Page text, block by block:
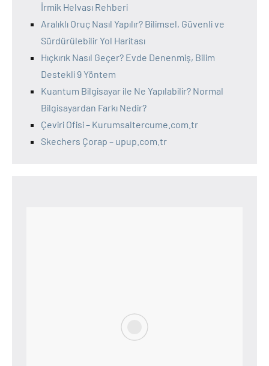
İrmik Helvası Rehberi
Aralıklı Oruç Nasıl Yapılır? Bilimsel, Güvenli ve
Sürdürülebilir Yol Haritası
Hıçkırık Nasıl Geçer? Evde Denenmiş, Bilim
Destekli 9 Yöntem
Kuantum Bilgisayar ile Ne Yapılabilir? Normal
Bilgisayardan Farkı Nedir?
Çeviri Ofisi – Kurumsaltercume.com.tr
Skechers Çorap – upup.com.tr